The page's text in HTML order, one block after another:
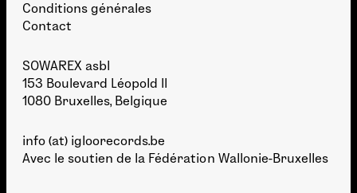
Conditions générales
Contact
SOWAREX asbl
153 Boulevard Léopold II
1080 Bruxelles, Belgique
info (at) igloorecords.be
Avec le soutien de la Fédération Wallonie-Bruxelles